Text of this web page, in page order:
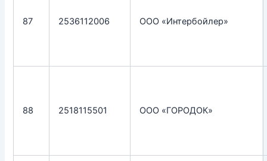
87 2536112006 ООО «Интербойлер»
88 2518115501 ООО «ГОРОДОК»